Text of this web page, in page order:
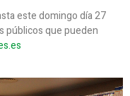
este domingo día 27
públicos que pueden